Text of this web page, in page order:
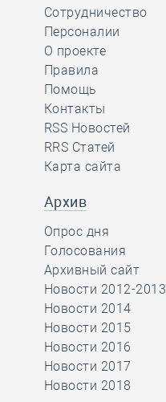
Сотрудничество
Персоналии
О проекте
Правила
Помощь
Контакты
RSS Новостей
RRS Статей
Карта сайта
Архив
Опрос дня
Голосования
Архивный сайт
Новости 2012-2013
Новости 2014
Новости 2015
Новости 2016
Новости 2017
Новости 2018